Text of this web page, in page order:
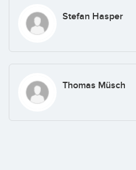
Stefan Hasper
Thomas Müsch